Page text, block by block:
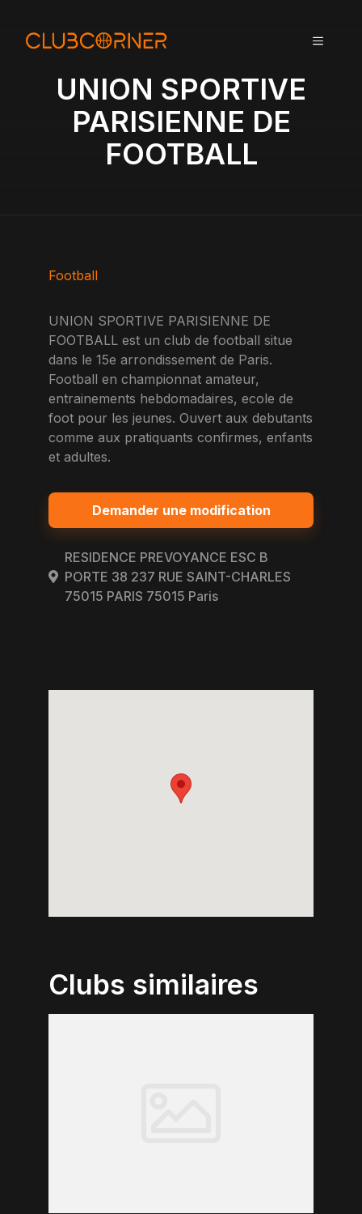
MENU
UNION SPORTIVE
PARISIENNE DE
FOOTBALL
Football
UNION SPORTIVE PARISIENNE DE
FOOTBALL est un club de football situe
dans le 15e arrondissement de Paris.
Football en championnat amateur,
entrainements hebdomadaires, ecole de
foot pour les jeunes. Ouvert aux debutants
comme aux pratiquants confirmes, enfants
et adultes.
Demander une modification
RESIDENCE PREVOYANCE ESC B
PORTE 38 237 RUE SAINT-CHARLES
75015 PARIS 75015 Paris
Clubs similaires